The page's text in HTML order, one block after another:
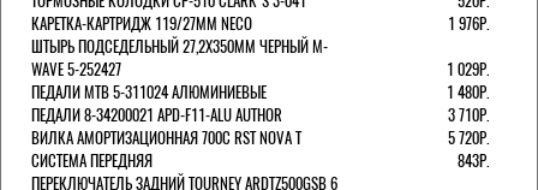
КАРЕТКА-КАРТРИДЖ 119/27ММ NECO
1 976Р.
ШТЫРЬ ПОДСЕДЕЛЬНЫЙ 27,2Х350ММ ЧЕРНЫЙ M-
WAVE 5-252427
1 029Р.
ПЕДАЛИ MTB 5-311024 АЛЮМИНИЕВЫЕ
1 480Р.
ПЕДАЛИ 8-34200021 APD-F11-ALU AUTHOR
3 710Р.
ВИЛКА АМОРТИЗАЦИОННАЯ 700С RST NOVA T
5 720Р.
СИСТЕМА ПЕРЕДНЯЯ
843Р.
ПЕРЕКЛЮЧАТЕЛЬ ЗАДНИЙ TOURNEY ARDTZ500GSB 6